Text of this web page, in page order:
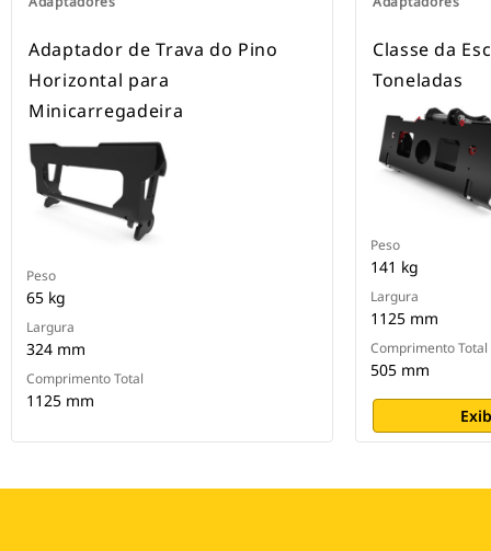
Adaptador de Trava do Pino
Horizontal para
Minicarregadeira
Peso
65 kg
Largura
324 mm
Comprimento Total
1125 mm
Classe da
Toneladas
Peso
141 kg
Largura
1125 mm
Comprimento Total
505 mm